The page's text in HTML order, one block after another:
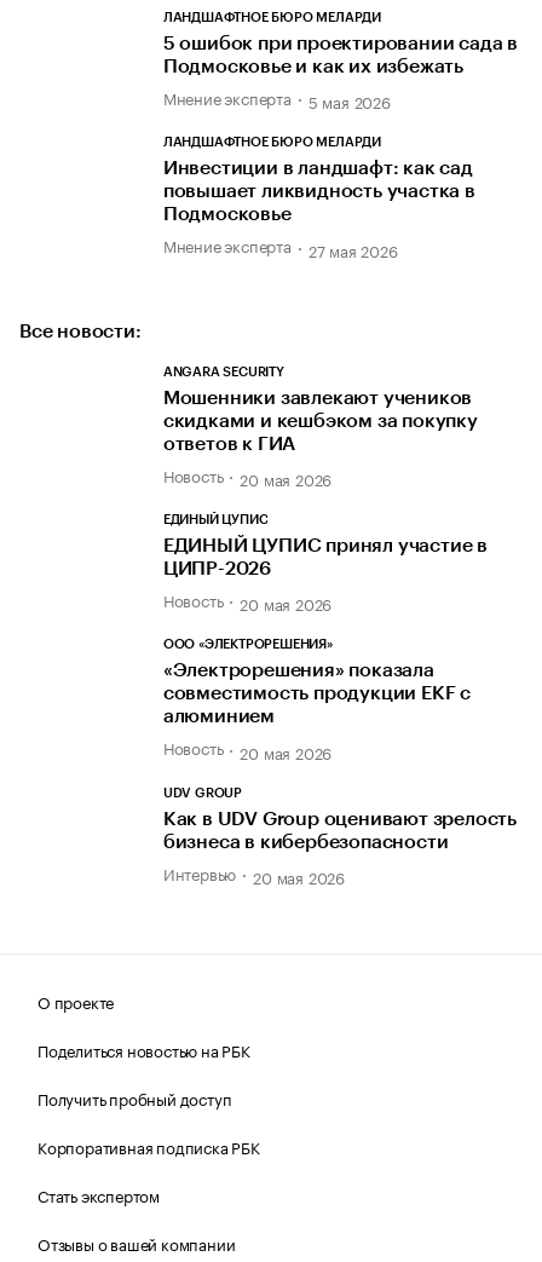
ЛАНДШАФТНОЕ БЮРО МЕЛАРДИ
5 ошибок при проектировании сада в
Подмосковье и как их избежать
Мнение эксперта 5 мая 2026
ЛАНДШАФТНОЕ БЮРО МЕЛАРДИ
Инвестиции в ландшафт: как сад
повышает ликвидность участка в
Подмосковье
Мнение эксперта 27 мая 2026
Все новости:
ANGARA SECURITY
Мошенники завлекают учеников
скидками и кешбэком за покупку
ответов к ГИА
Новость 20 мая 2026
ЕДИНЫЙ ЦУПИС
ЕДИНЫЙ ЦУПИС принял участие в
ЦИПР-2026
Новость 20 мая 2026
ООО «ЭЛЕКТРОРЕШЕНИЯ»
«Электрорешения» показала
совместимость продукции EKF с
алюминием
Новость 20 мая 2026
UDV GROUP
Как в UDV Group оценивают зрелость
бизнеса в кибербезопасности
Интервью 20 мая 2026
О проекте
Поделиться новостью на РБК
Получить пробный доступ
Корпоративная подписка РБК
Стать экспертом
Отзывы о вашей компании